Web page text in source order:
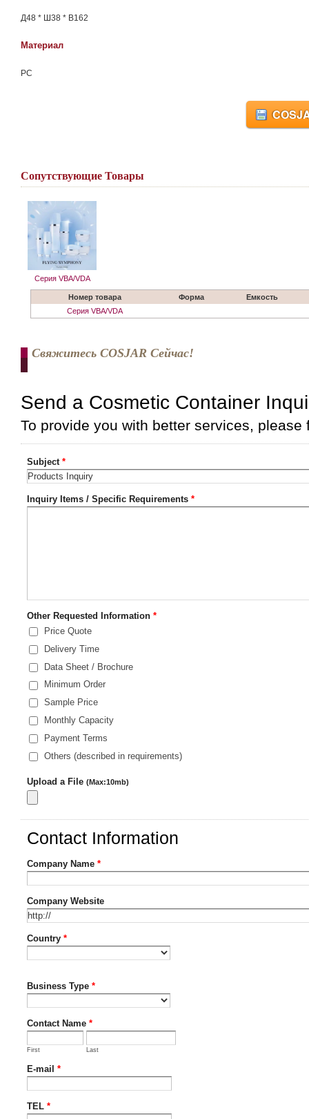
Д48 * Ш38 * В162
Материал
РС
Сопутствующие Товары
Серия VBA/VDA
Номер товара Форма
Емкость
Серия VBA/VDA
Свяжитесь COSJAR Сейчас!